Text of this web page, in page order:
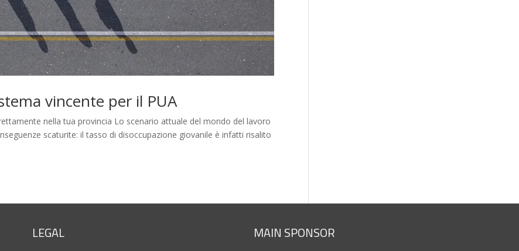
vincente per il PUA
nella tua provincia Lo scenario attuale del mondo del lavoro
scaturite: il tasso di disoccupazione giovanile è infatti risalito
LEGAL MAIN SPONSOR